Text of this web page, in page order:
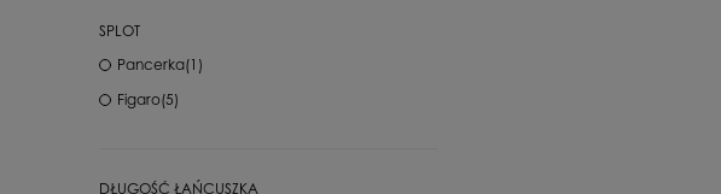
SPLOT
Pancerka(1)
Figaro(5)
DŁUGOŚĆ ŁAŃCUSZKA